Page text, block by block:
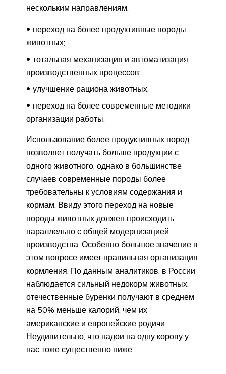
нескольким направлениям:
переход на более продуктивные породы
животных;
тотальная механизация и автоматизация
производственных процессов;
улучшение рациона животных;
переход на более современные методики
организации работы.
Использование более продуктивных пород
позволяет получать больше продукции с
одного животного, однако в большинстве
случаев современные породы более
требовательны к условиям содержания и
кормам. Ввиду этого переход на новые
породы животных должен происходить
параллельно с общей модернизацией
производства. Особенно большое значение в
этом вопросе имеет правильная организация
кормления. По данным аналитиков, в России
наблюдается сильный недокорм животных:
отечественные буренки получают в среднем
на 50% меньше калорий, чем их
американские и европейские родичи.
Неудивительно, что надои на одну корову у
нас тоже существенно ниже.